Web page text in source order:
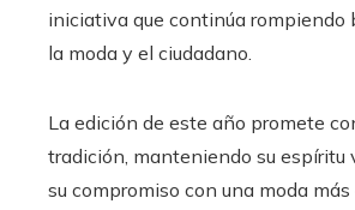
iniciativa que continúa rompiendo
la moda y el ciudadano.
La edición de este año promete
tradición, manteniendo su espíritu
su compromiso con una moda más